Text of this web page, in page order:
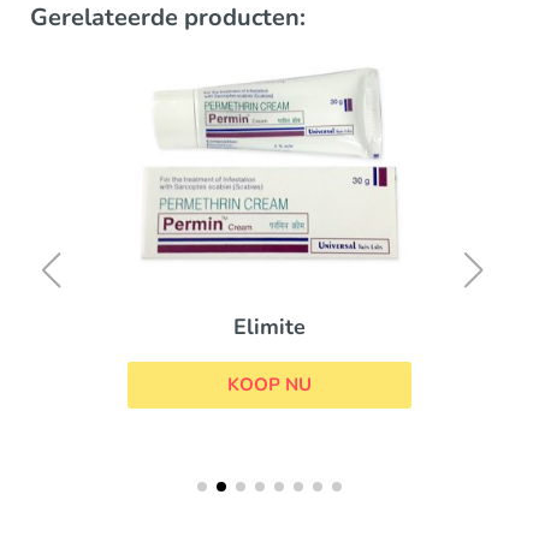
Gerelateerde producten:
Elimite
KOOP NU